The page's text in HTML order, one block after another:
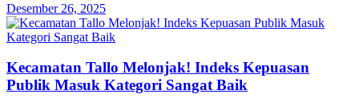
Desember 26, 2025
Kecamatan Tallo Melonjak! Indeks Kepuasan
Publik Masuk Kategori Sangat Baik